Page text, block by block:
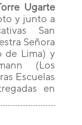
Ugarte
y junto a
San
Señora
de Lima) y
(Los
Escuelas
en